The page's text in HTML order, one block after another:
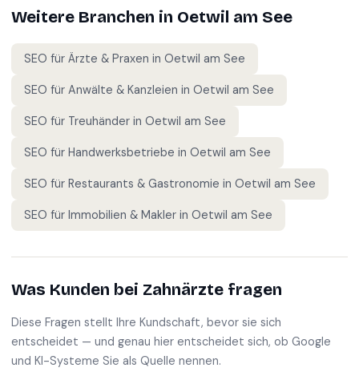
Weitere Branchen in Oetwil am See
SEO für Ärzte & Praxen in Oetwil am See
SEO für Anwälte & Kanzleien in Oetwil am See
SEO für Treuhänder in Oetwil am See
SEO für Handwerksbetriebe in Oetwil am See
SEO für Restaurants & Gastronomie in Oetwil am See
SEO für Immobilien & Makler in Oetwil am See
Was Kunden bei Zahnärzte fragen
Diese Fragen stellt Ihre Kundschaft, bevor sie sich
entscheidet — und genau hier entscheidet sich, ob Google
und KI-Systeme Sie als Quelle nennen.